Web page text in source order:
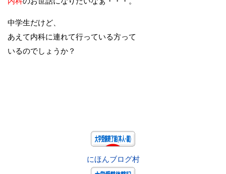
中学生だけど、
あえて内科に連れて行っている方って
いるのでしょうか？
にほんブログ村